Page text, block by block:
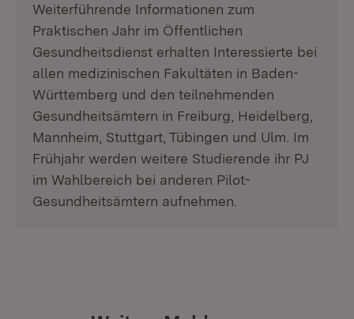
Weiterführende Informationen zum
Praktischen Jahr im Öffentlichen
Gesundheitsdienst erhalten Interessierte bei
allen medizinischen Fakultäten in Baden-
Württemberg und den teilnehmenden
Gesundheitsämtern in Freiburg, Heidelberg,
Mannheim, Stuttgart, Tübingen und Ulm. Im
Frühjahr werden weitere Studierende ihr PJ
im Wahlbereich bei anderen Pilot-
Gesundheitsämtern aufnehmen.